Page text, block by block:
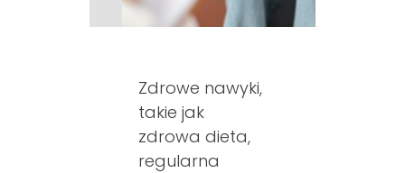
Zdrowe nawyki,
takie jak
zdrowa dieta,
regularna